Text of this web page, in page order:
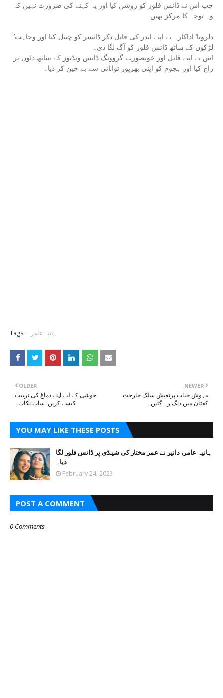
جب اس نے ڈانس فلور کو روشن کیا اور یہ کہنے کی ضرورت نہیں کہ
وہ توجہ کا مرکز تھیں۔
’دلروبا‘ اداکارہ نے اپنے اندر کی قابل ذکر ڈانسر کو چینل کیا اور وجاہت
لڑکوں کے ساتھ ڈانس فلور کو آگ لگا دی۔
اس نے اپنے قاتل اور خوبصورت گروونگ ڈانس ویڈیوز کے ساتھ دلوں پر
راج کیا اور ہجوم کو اپنی بھرپور توانائی سے بے چین کر دیا۔
Tags: ہانیہ عامر
NEWER
مہوش حیات پرتعیش سلک جارجٹ
کفتان میں دنگ رہ گئیں۔
OLDER
خوشی کے لیے اپنے دماغ کی تربیت
کیسے کریں: سات نکات۔
YOU MAY LIKE THESE POSTS
ہانیہ عامر، دانیر نے عمر مختار کی شینڈی پر ڈانس فلور لگا
دیا۔
February 24, 2023
POST A COMMENT
0 Comments